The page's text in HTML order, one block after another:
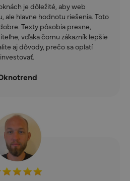
je dôležité, aby web
ale hlavne hodnotu riešenia. Toto
Texty pôsobia presne,
vďaka čomu zákazník lepšie
aj dôvody, prečo sa oplatí
investovať.